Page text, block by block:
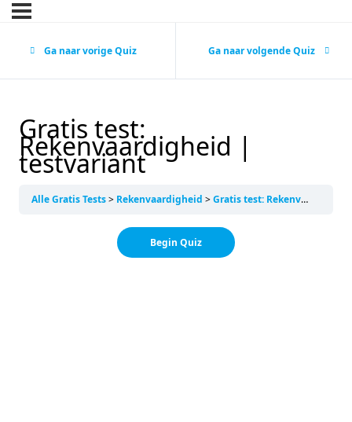
Ga naar vorige Quiz Ga naar volgende Quiz
Gratis test:
Rekenvaardigheid |
testvariant
Alle Gratis Tests Rekenvaardigheid Gratis test: Rekenvaardigheid | testvariant